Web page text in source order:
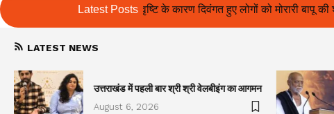
Latest Posts
दिवंगत हुए लोगों को मोरारी बापू की श्रद्धांजलि और उनके परिजनों को सहायता
LATEST NEWS
उत्तराखंड में पहली बार श्री श्री वेलबीइंग का आगमन
August 6, 2026